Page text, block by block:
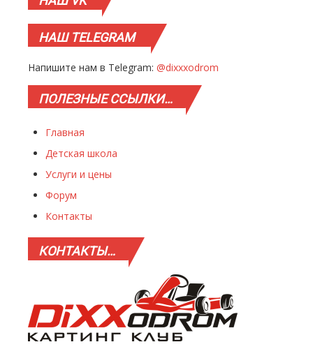
НАШTELEGRAM
Напишите нам в Telegram: @dixxxodrom
ПОЛЕЗНЫЕССЫЛКИ…
Главная
Детская школа
Услуги и цены
Форум
Контакты
КОНТАКТЫ…